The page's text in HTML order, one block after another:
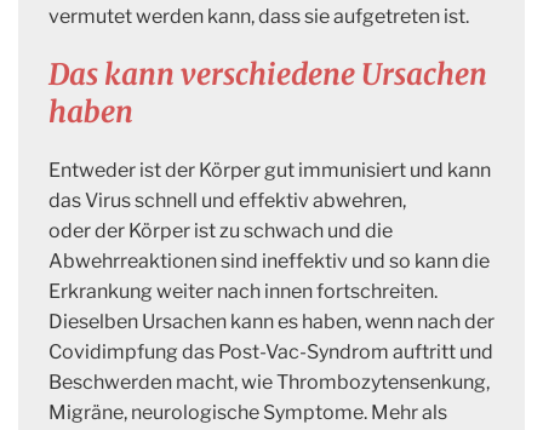
vermutet werden kann, dass sie aufgetreten ist.
Das kann verschiedene Ursachen
haben
Entweder ist der Körper gut immunisiert und kann
das Virus schnell und effektiv abwehren,
oder der Körper ist zu schwach und die
Abwehrreaktionen sind ineffektiv und so kann die
Erkrankung weiter nach innen fortschreiten.
Dieselben Ursachen kann es haben, wenn nach der
Covidimpfung das Post-Vac-Syndrom auftritt und
Beschwerden macht, wie Thrombozytensenkung,
Migräne, neurologische Symptome. Mehr als